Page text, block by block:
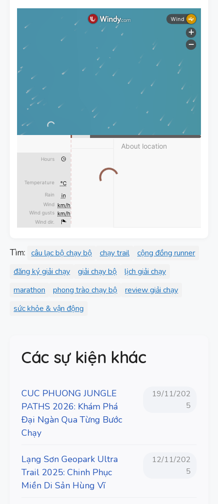
Tìm: câu lạc bộ chạy bộ chạy trail
cộng đồng runner
đăng ký giải chạy
giải chạy bộ
lịch giải chạy
marathon
phong trào chạy bộ
review giải chạy
sức khỏe & vận động
Các sự kiện khác
CUC PHUONG JUNGLE
PATHS 2026: Khám Phá
Đại Ngàn Qua Từng Bước
Chạy
19/11/202
5
Lạng Sơn Geopark Ultra
Trail 2025: Chinh Phục
Miền Di Sản Hùng Vĩ
12/11/202
5